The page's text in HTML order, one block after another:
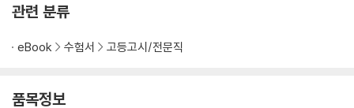
PART 05 부동산투자론
29 부동산투자와 레버리지
32 부동산포트폴리오
관련 분류
eBook 수험서 고등고시/전문직
품목정보